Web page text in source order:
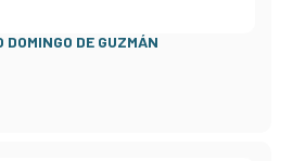
DE GUZMÁN